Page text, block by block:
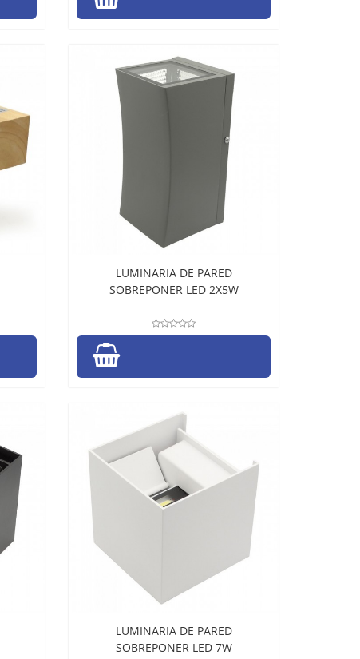
LUMINARIA DE PARED
SOBREPONER LED 2X5W
LUMINARIA DE PARED
SOBREPONER LED 7W